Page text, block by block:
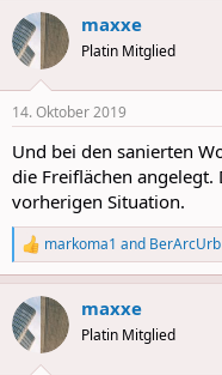
a
c
t
i
s
maxxe
Platin Mitglied
14. Oktober 2019
Und bei den sanierten
die Freiflächen
vorherigen Situation.
R
e
a
c
t
i
markoma1 and BerArcUrb
maxxe
Platin Mitglied